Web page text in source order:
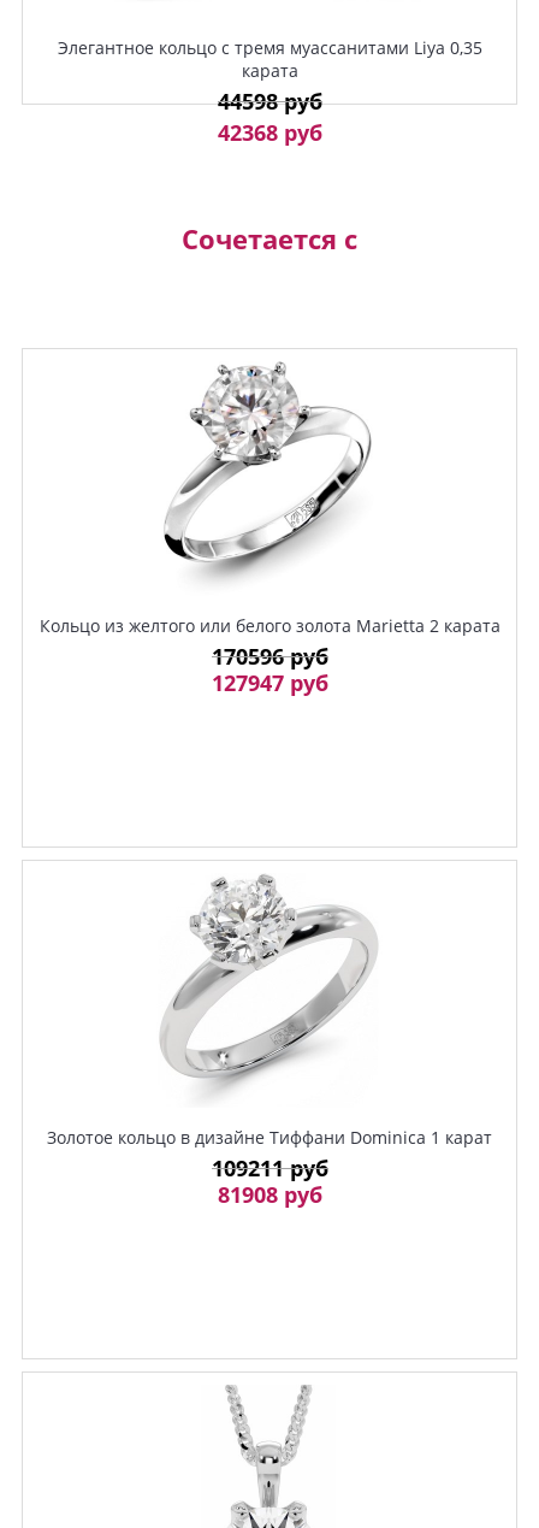
Элегантное кольцо с тремя муассанитами Liya 0,35
карата
44598 руб
42368 руб
Сочетается с
Кольцо из желтого или белого золота Marietta 2 карата
170596 руб
127947 руб
Золотое кольцо в дизайне Тиффани Dominica 1 карат
109211 руб
81908 руб